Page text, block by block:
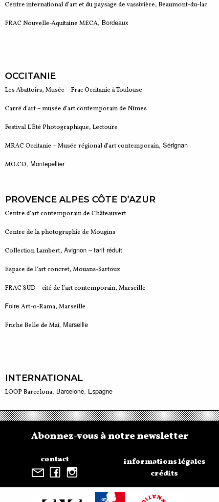
Centre international d’art et du paysage de vassivière, Beaumont-du-lac
FRAC Nouvelle-Aquitaine MECA, Bordeaux
OCCITANIE
Les Abattoirs, Musée – Frac Occitanie à Toulouse
Carré d’art – musée d’art contemporain de Nîmes
Festival L’Été Photographique, Lectoure
MRAC Occitanie – Musée régional d’art contemporain, Sérignan
MO.CO, Montepellier
PROVENCE ALPES CÔTE D’AZUR
Centre d’art contemporain de Châteauvert
Centre de la photographie de Mougins
Collection Lambert, Avignon – tarif réduit
Espace de l’art concret, Mouans-Sartoux
FRAC SUD – cité de l’art contemporain, Marseille
Foire Art-o-Rama, Marseille
Friche Belle de Mai, Marseille
INTERNATIONAL
LOOP Barcelona, Barcelone, Espagne
contact
Abonnez-vous à notre newsletter
informations légales
crédits